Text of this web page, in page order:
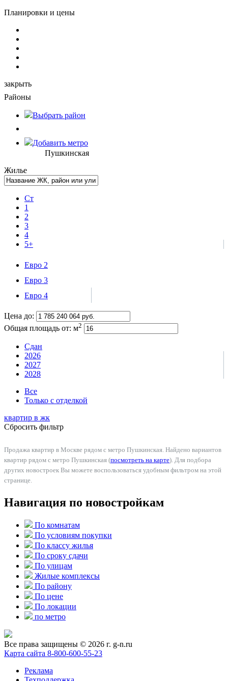
Планировки и цены
закрыть
Районы
Выбрать район
Добавить метро
Пушкинская
Жилье
Ст
1
2
3
4
5+
Евро 2
Евро 3
Евро 4
Цена до:
Общая площадь от: м2
Сдан
2026
2027
2028
Все
Только с отделкой
квартир в жк
Сбросить фильтр
Продажа квартир в Москве рядом с метро Пушкинская. Найдено вариантов
квартир рядом с метро Пушкинская (посмотреть на карте). Для подбора
других новостроек Вы можете воспользоваться удобным фильтром на этой
странице.
Навигация по новостройкам
По комнатам
По условиям покупки
По классу жилья
По сроку сдачи
По улицам
Жилые комплексы
По району
По цене
По локации
по метро
Все права защищены © 2026 г. g-n.ru
Карта сайта 8-800-600-55-23
Реклама